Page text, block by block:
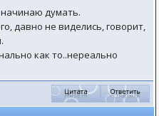
думать.
давно не виделись, говорит,
как то..нереально